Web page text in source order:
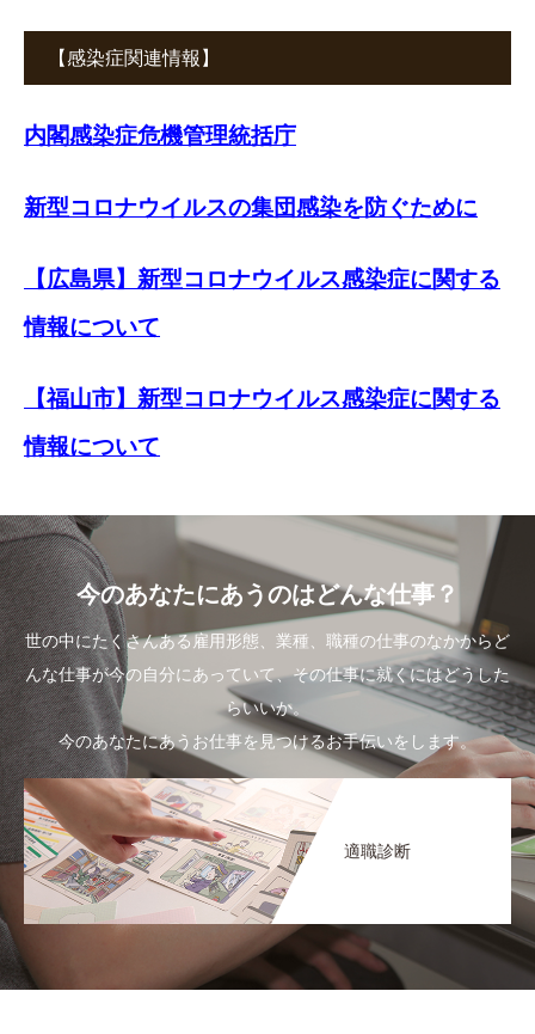
【感染症関連情報】
内閣感染症危機管理統括庁
新型コロナウイルスの集団感染を防ぐために
【広島県】新型コロナウイルス感染症に関する
情報について
【福山市】新型コロナウイルス感染症に関する
情報について
今のあなたにあうのはどんな仕事？
世の中にたくさんある雇用形態、業種、職種の仕事のなかからど
んな仕事が今の自分にあっていて、その仕事に就くにはどうした
らいいか。
今のあなたにあうお仕事を見つけるお手伝いをします。
適職診断